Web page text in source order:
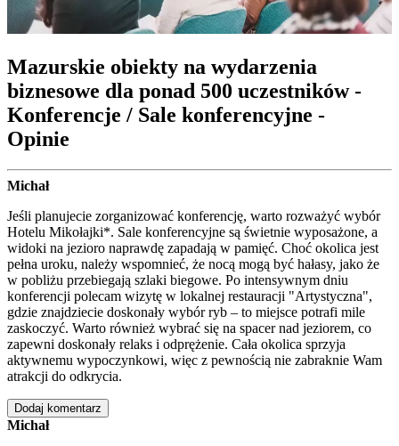
Mazurskie obiekty na wydarzenia
biznesowe dla ponad 500 uczestników -
Konferencje / Sale konferencyjne -
Opinie
Michał
Jeśli planujecie zorganizować konferencję, warto rozważyć wybór
Hotelu Mikołajki*. Sale konferencyjne są świetnie wyposażone, a
widoki na jezioro naprawdę zapadają w pamięć. Choć okolica jest
pełna uroku, należy wspomnieć, że nocą mogą być hałasy, jako że
w pobliżu przebiegają szlaki biegowe. Po intensywnym dniu
konferencji polecam wizytę w lokalnej restauracji "Artystyczna",
gdzie znajdziecie doskonały wybór ryb – to miejsce potrafi mile
zaskoczyć. Warto również wybrać się na spacer nad jeziorem, co
zapewni doskonały relaks i odprężenie. Cała okolica sprzyja
aktywnemu wypoczynkowi, więc z pewnością nie zabraknie Wam
atrakcji do odkrycia.
Dodaj komentarz
Michał